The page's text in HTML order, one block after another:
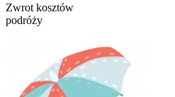
Zwrot kosztów
podróży